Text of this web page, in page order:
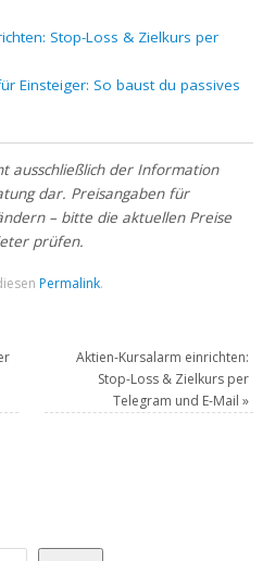
Stop-Loss & Zielkurs per
Einsteiger: So baust du passives
ausschließlich der Information
dar. Preisangaben für
– bitte die aktuellen Preise
prüfen.
Permalink.
Aktien-Kursalarm einrichten:
Stop-Loss & Zielkurs per
Telegram und E-Mail »